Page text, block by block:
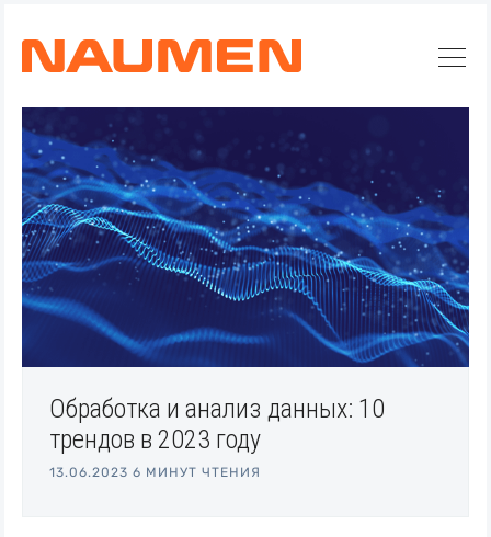
Искать
Обработка и анализ данных: 10
трендов в 2023 году
13.06.2023 6 МИНУТ ЧТЕНИЯ